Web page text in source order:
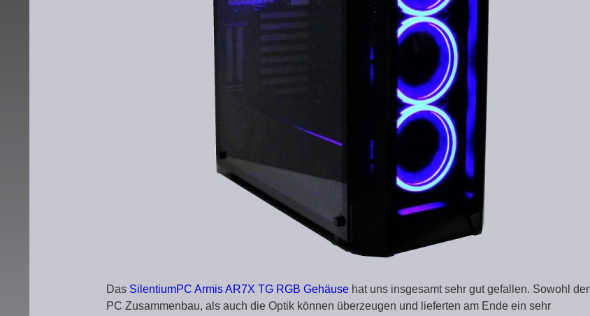
Das SilentiumPC Armis AR7X TG RGB Gehäuse hat uns insgesamt sehr gut gefallen. Sowohl der
PC Zusammenbau, als auch die Optik können überzeugen und lieferten am Ende ein sehr